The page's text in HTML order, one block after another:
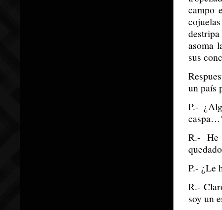
campo
asoma
sus
un país
P.-
R.- He
P.- ¿Le
R.-
soy un